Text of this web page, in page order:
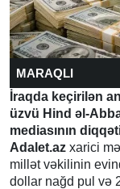
MARAQLI
İraqda keçirilən
üzvü Hind əl-
mediasının
Adalet.az xarici
millət vəkilinin
dollar nağd pul və